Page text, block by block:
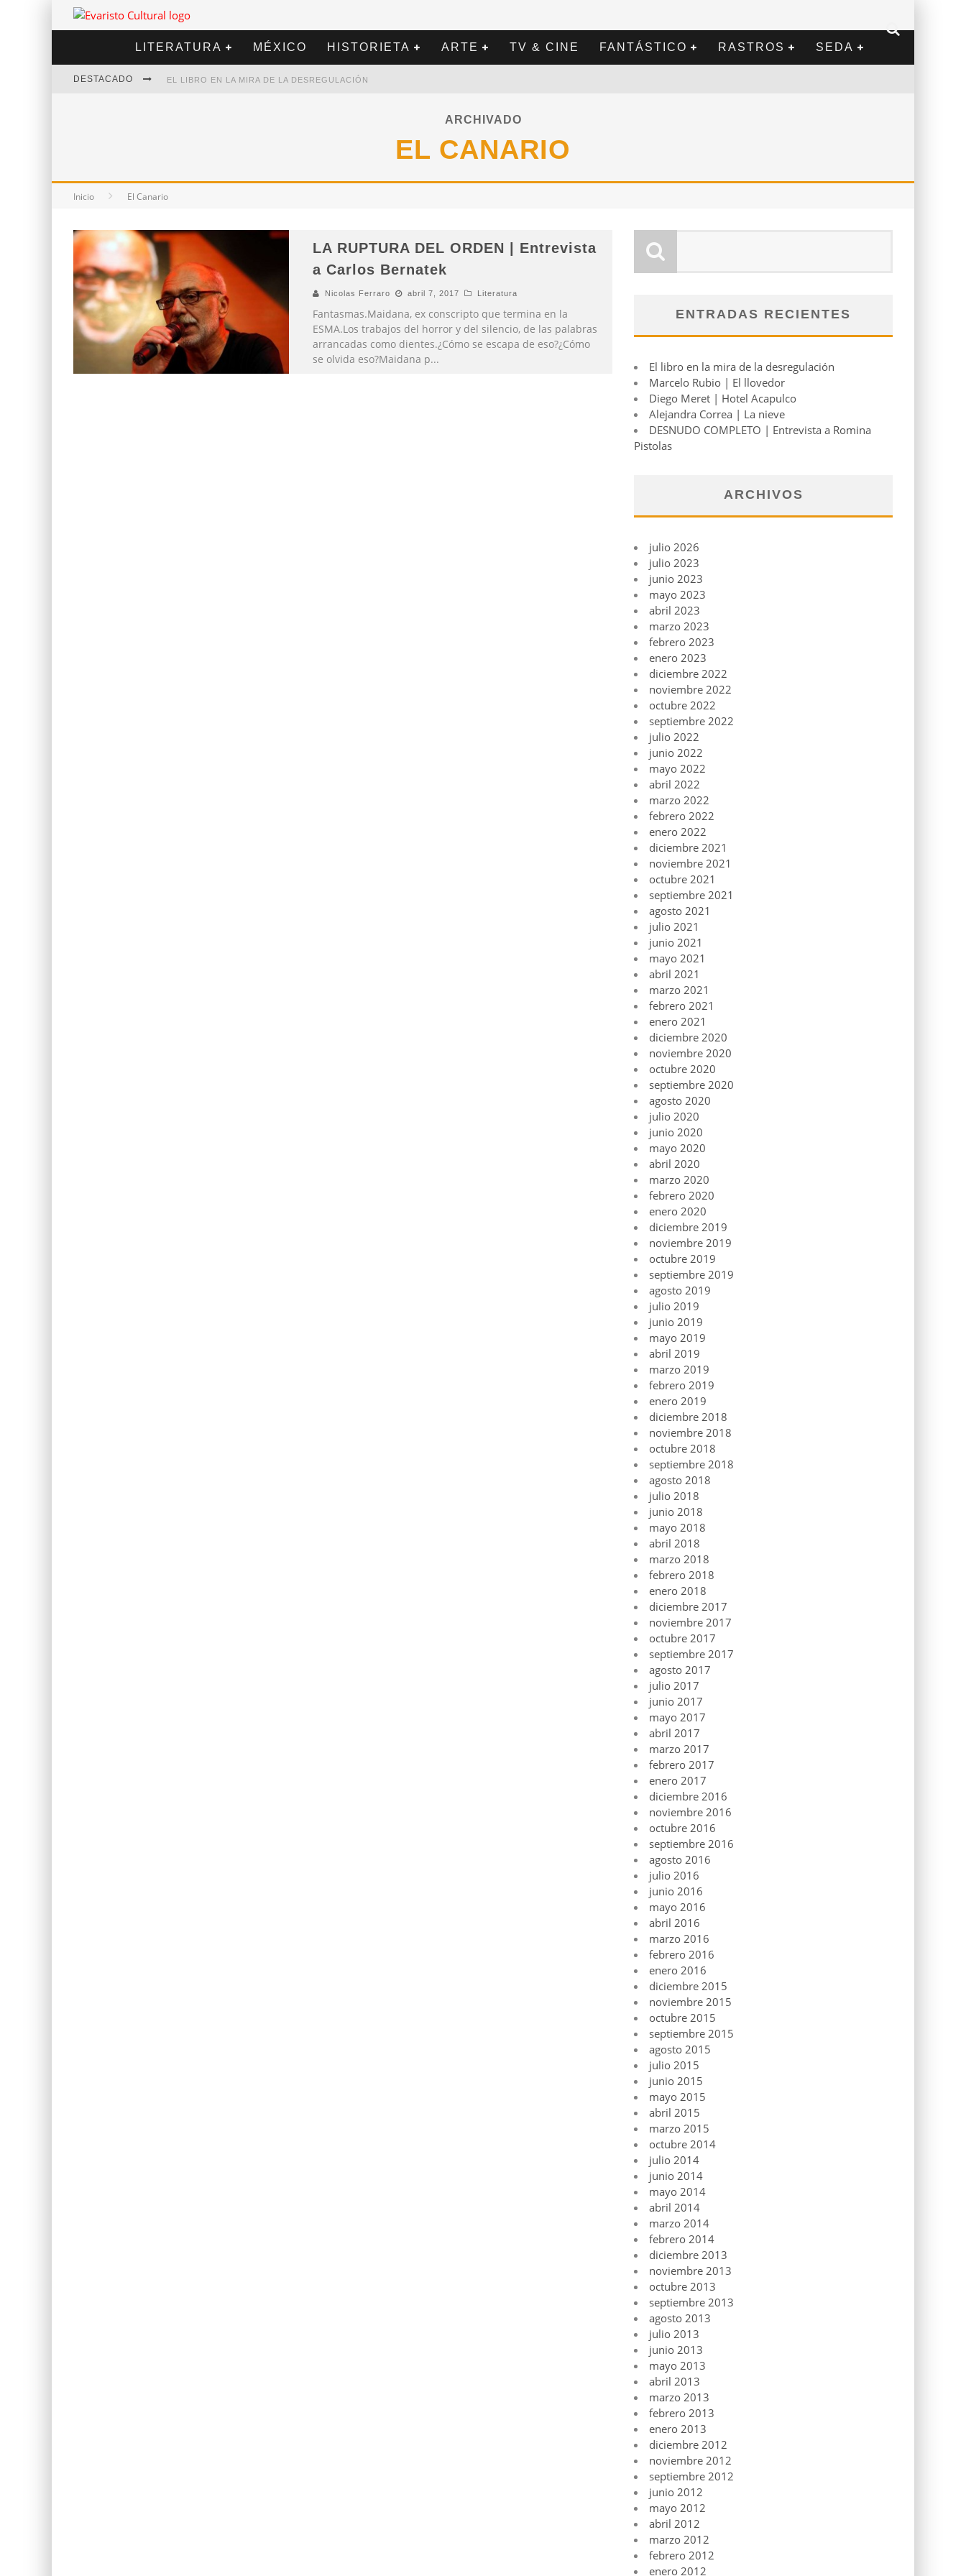
LITERATURA MÉXICO HISTORIETA ARTE TV & CINE FANTÁSTICO RASTROS SEDA
DESTACADO EL LIBRO EN LA MIRA DE LA DESREGULACIÓN
ARCHIVADO
EL CANARIO
Inicio El Canario
LA RUPTURA DEL ORDEN | Entrevista
a Carlos Bernatek
Nicolas Ferraro abril 7, 2017 Literatura
Fantasmas.Maidana, ex conscripto que termina en la
ESMA.Los trabajos del horror y del silencio, de las palabras
arrancadas como dientes.¿Cómo se escapa de eso?¿Cómo
se olvida eso?Maidana p...
ENTRADAS RECIENTES
El libro en la mira de la desregulación
Marcelo Rubio | El llovedor
Diego Meret | Hotel Acapulco
Alejandra Correa | La nieve
DESNUDO COMPLETO | Entrevista a Romina
Pistolas
ARCHIVOS
julio 2026
julio 2023
junio 2023
mayo 2023
abril 2023
marzo 2023
febrero 2023
enero 2023
diciembre 2022
noviembre 2022
octubre 2022
septiembre 2022
julio 2022
junio 2022
mayo 2022
abril 2022
marzo 2022
febrero 2022
enero 2022
diciembre 2021
noviembre 2021
octubre 2021
septiembre 2021
agosto 2021
julio 2021
junio 2021
mayo 2021
abril 2021
marzo 2021
febrero 2021
enero 2021
diciembre 2020
noviembre 2020
octubre 2020
septiembre 2020
agosto 2020
julio 2020
junio 2020
mayo 2020
abril 2020
marzo 2020
febrero 2020
enero 2020
diciembre 2019
noviembre 2019
octubre 2019
septiembre 2019
agosto 2019
julio 2019
junio 2019
mayo 2019
abril 2019
marzo 2019
febrero 2019
enero 2019
diciembre 2018
noviembre 2018
octubre 2018
septiembre 2018
agosto 2018
julio 2018
junio 2018
mayo 2018
abril 2018
marzo 2018
febrero 2018
enero 2018
diciembre 2017
noviembre 2017
octubre 2017
septiembre 2017
agosto 2017
julio 2017
junio 2017
mayo 2017
abril 2017
marzo 2017
febrero 2017
enero 2017
diciembre 2016
noviembre 2016
octubre 2016
septiembre 2016
agosto 2016
julio 2016
junio 2016
mayo 2016
abril 2016
marzo 2016
febrero 2016
enero 2016
diciembre 2015
noviembre 2015
octubre 2015
septiembre 2015
agosto 2015
julio 2015
junio 2015
mayo 2015
abril 2015
marzo 2015
octubre 2014
julio 2014
junio 2014
mayo 2014
abril 2014
marzo 2014
febrero 2014
diciembre 2013
noviembre 2013
octubre 2013
septiembre 2013
agosto 2013
julio 2013
junio 2013
mayo 2013
abril 2013
marzo 2013
febrero 2013
enero 2013
diciembre 2012
noviembre 2012
septiembre 2012
junio 2012
mayo 2012
abril 2012
marzo 2012
febrero 2012
enero 2012